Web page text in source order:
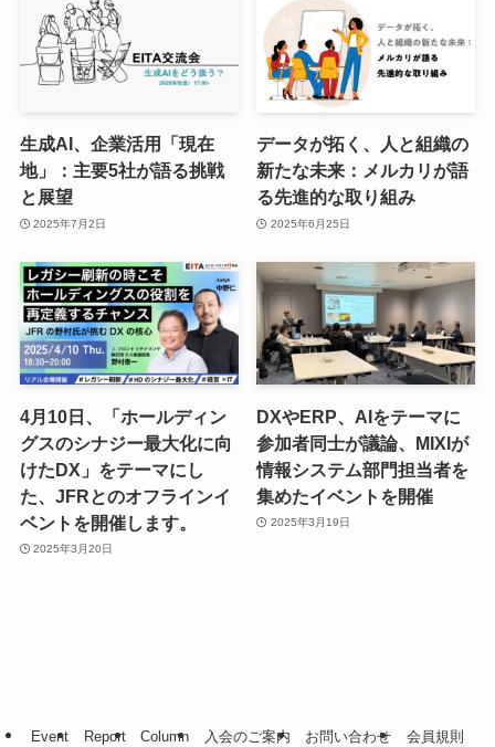
生成AI、企業活用「現在
地」：主要5社が語る挑戦
と展望
2025年7月2日
データが拓く、人と組織の
新たな未来：メルカリが語
る先進的な取り組み
2025年6月25日
4月10日、「ホールディン
グスのシナジー最大化に向
けたDX」をテーマにし
た、JFRとのオフラインイ
ベントを開催します。
2025年3月20日
DXやERP、AIをテーマに
参加者同士が議論、MIXIが
情報システム部門担当者を
集めたイベントを開催
2025年3月19日
Event Report Column 入会のご案内 お問い合わせ 会員規則